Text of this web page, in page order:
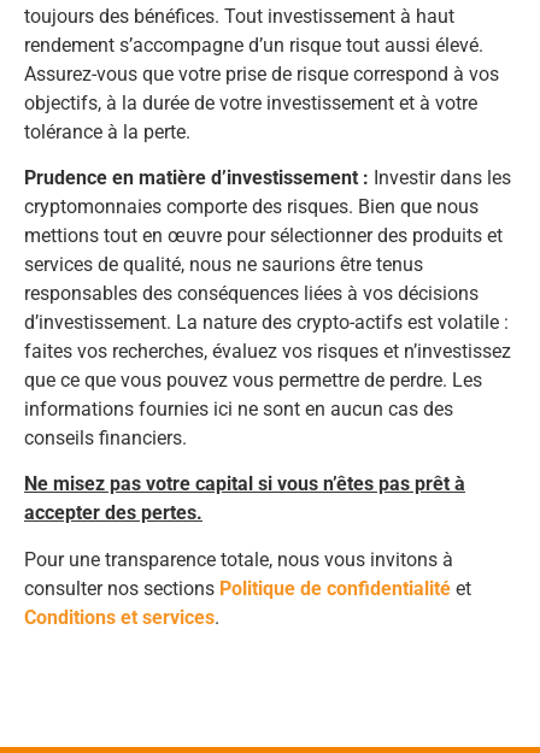
toujours des bénéfices. Tout investissement à haut
rendement s’accompagne d’un risque tout aussi élevé.
Assurez-vous que votre prise de risque correspond à vos
objectifs, à la durée de votre investissement et à votre
tolérance à la perte.
Prudence en matière d’investissement : Investir dans les
cryptomonnaies comporte des risques. Bien que nous
mettions tout en œuvre pour sélectionner des produits et
services de qualité, nous ne saurions être tenus
responsables des conséquences liées à vos décisions
d’investissement. La nature des crypto-actifs est volatile :
faites vos recherches, évaluez vos risques et n’investissez
que ce que vous pouvez vous permettre de perdre. Les
informations fournies ici ne sont en aucun cas des
conseils financiers.
Ne misez pas votre capital si vous n’êtes pas prêt à
accepter des pertes.
Pour une transparence totale, nous vous invitons à
consulter nos sections Politique de confidentialité et
Conditions et services.